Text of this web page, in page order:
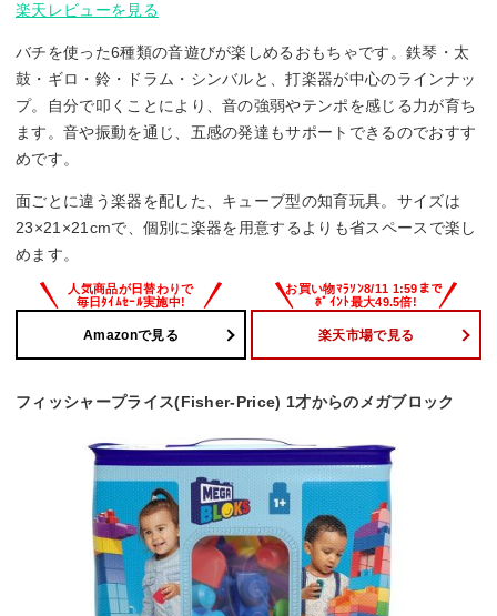
楽天レビューを見る
バチを使った6種類の音遊びが楽しめるおもちゃです。鉄琴・太
鼓・ギロ・鈴・ドラム・シンバルと、打楽器が中心のラインナッ
プ。自分で叩くことにより、音の強弱やテンポを感じる力が育ち
ます。音や振動を通じ、五感の発達もサポートできるのでおすす
めです。
面ごとに違う楽器を配した、キューブ型の知育玩具。サイズは
23×21×21cmで、個別に楽器を用意するよりも省スペースで楽し
めます。
Amazonで見る 楽天市場で見る
フィッシャープライス(Fisher-Price) 1才からのメガブロック